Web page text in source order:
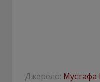
Джерело: Мустафа